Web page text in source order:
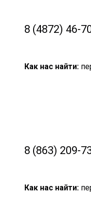
8 (4872) 46-
Как нас найти:
8 (863) 209-
Как нас найти: